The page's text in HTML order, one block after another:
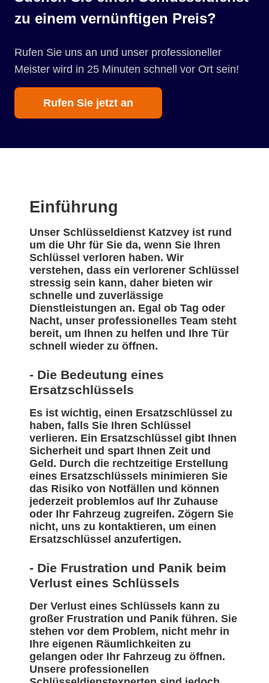
zu einem vernünftigen Preis?
Rufen Sie uns an und unser professioneller
Meister wird in 25 Minuten schnell vor Ort sein!
Rufen Sie jetzt an
Einführung
Unser Schlüsseldienst Katzvey ist rund
um die Uhr für Sie da, wenn Sie Ihren
Schlüssel verloren haben. Wir
verstehen, dass ein verlorener Schlüssel
stressig sein kann, daher bieten wir
schnelle und zuverlässige
Dienstleistungen an. Egal ob Tag oder
Nacht, unser professionelles Team steht
bereit, um Ihnen zu helfen und Ihre Tür
schnell wieder zu öffnen.
- Die Bedeutung eines
Ersatzschlüssels
Es ist wichtig, einen Ersatzschlüssel zu
haben, falls Sie Ihren Schlüssel
verlieren. Ein Ersatzschlüssel gibt Ihnen
Sicherheit und spart Ihnen Zeit und
Geld. Durch die rechtzeitige Erstellung
eines Ersatzschlüssels minimieren Sie
das Risiko von Notfällen und können
jederzeit problemlos auf Ihr Zuhause
oder Ihr Fahrzeug zugreifen. Zögern Sie
nicht, uns zu kontaktieren, um einen
Ersatzschlüssel anzufertigen.
- Die Frustration und Panik beim
Verlust eines Schlüssels
Der Verlust eines Schlüssels kann zu
großer Frustration und Panik führen. Sie
stehen vor dem Problem, nicht mehr in
Ihre eigenen Räumlichkeiten zu
gelangen oder Ihr Fahrzeug zu öffnen.
Unsere professionellen